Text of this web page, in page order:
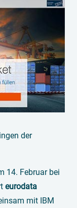
der
14. Februar bei
eurodata
mit IBM